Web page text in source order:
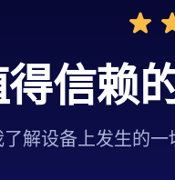
信赖
解设备上发生的一
真的让
是全面手，比我见